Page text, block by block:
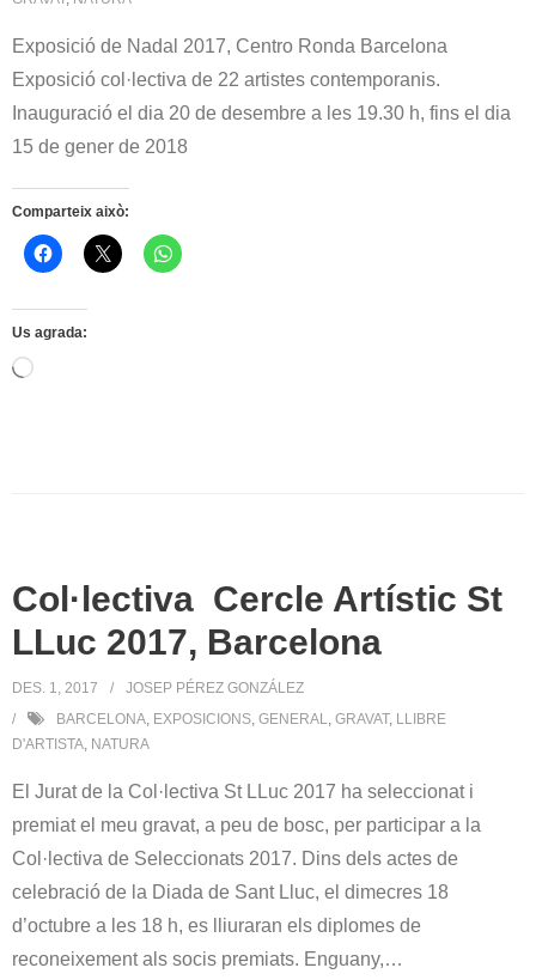
Exposició de Nadal 2017, Centro Ronda Barcelona
Exposició col·lectiva de 22 artistes contemporanis.
Inauguració el dia 20 de desembre a les 19.30 h, fins el dia
15 de gener de 2018
Comparteix això:
Us agrada:
S'està
Col·lectiva Cercle Artístic St
LLuc 2017, Barcelona
DES. 1, 2017
JOSEP PÉREZ GONZÁLEZ
BARCELONA, EXPOSICIONS, GENERAL, GRAVAT, LLIBRE
D'ARTISTA, NATURA
El Jurat de la Col·lectiva St LLuc 2017 ha seleccionat i
premiat el meu gravat, a peu de bosc, per participar a la
Col·lectiva de Seleccionats 2017. Dins dels actes de
celebració de la Diada de Sant Lluc, el dimecres 18
d’octubre a les 18 h, es lliuraran els diplomes de
reconeixement als socis premiats. Enguany,…